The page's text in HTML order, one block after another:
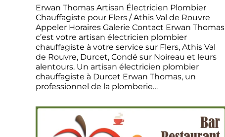
Erwan Thomas Artisan Électricien Plombier
Chauffagiste pour Flers / Athis Val de Rouvre
Appeler Horaires Galerie Contact Erwan Thomas
c’est votre artisan électricien plombier
chauffagiste à votre service sur Flers, Athis Val
de Rouvre, Durcet, Condé sur Noireau et leurs
alentours. Un artisan électricien plombier
chauffagiste à Durcet Erwan Thomas, un
professionnel de la plomberie…